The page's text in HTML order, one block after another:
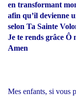
en transformant
afin qu’il devienne
selon Ta Sainte
Je te rends grâce Ô
Amen
Mes enfants, si vous